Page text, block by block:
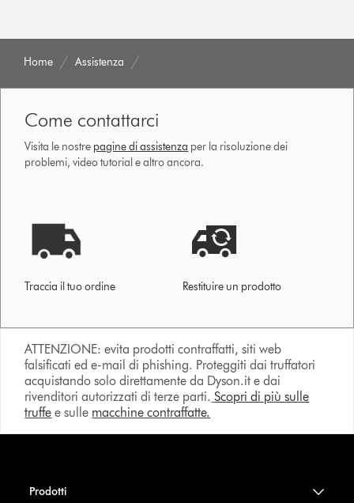
Home Assistenza
Come contattarci
Visita le nostre pagine di assistenza per la risoluzione dei
problemi, video tutorial e altro ancora.
Traccia il tuo ordine Restituire un prodotto
ATTENZIONE: evita prodotti contraffatti, siti web
falsificati ed e-mail di phishing. Proteggiti dai truffatori
acquistando solo direttamente da Dyson.it e dai
rivenditori autorizzati di terze parti. Scopri di più sulle
truffe e sulle macchine contraffatte.
Prodotti